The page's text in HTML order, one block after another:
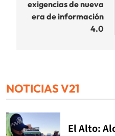
exigencias de nueva
era de información
4.0
NOTICIAS V21
El Alto: